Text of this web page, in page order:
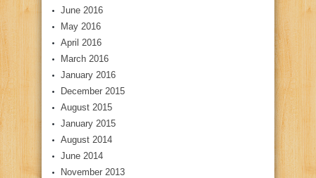
June 2016
May 2016
April 2016
March 2016
January 2016
December 2015
August 2015
January 2015
August 2014
June 2014
November 2013